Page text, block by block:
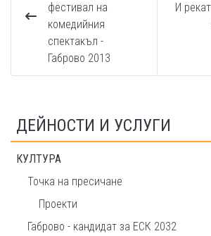
фестивал на
комедийния
спектакъл -
Габрово 2013
И
ДЕЙНОСТИ И УСЛУГИ
КУЛТУРА
Точка на пресичане
Проекти
Габрово - кандидат за ЕСК 2032